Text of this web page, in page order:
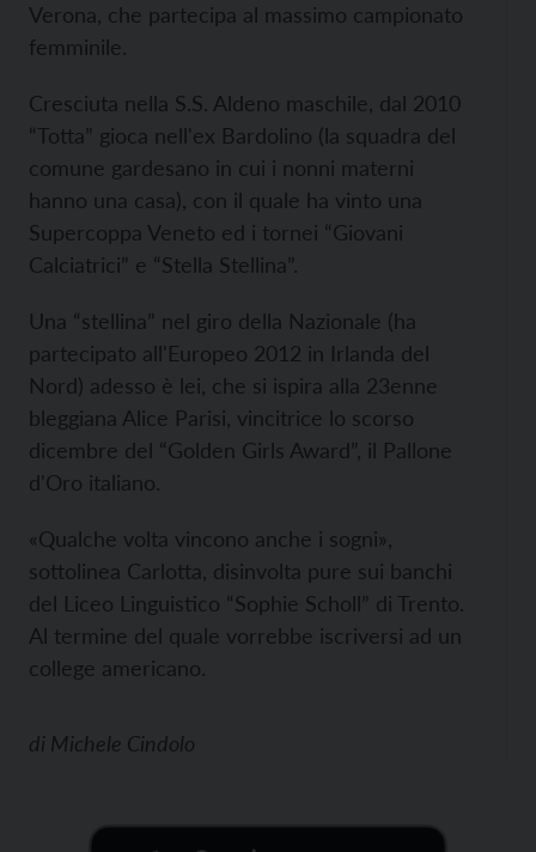
Verona, che partecipa al massimo campionato
femminile.
Cresciuta nella S.S. Aldeno maschile, dal 2010
“Totta” gioca nell'ex Bardolino (la squadra del
comune gardesano in cui i nonni materni
hanno una casa), con il quale ha vinto una
Supercoppa Veneto ed i tornei “Giovani
Calciatrici” e “Stella Stellina”.
Una “stellina” nel giro della Nazionale (ha
partecipato all'Europeo 2012 in Irlanda del
Nord) adesso è lei, che si ispira alla 23enne
bleggiana Alice Parisi, vincitrice lo scorso
dicembre del “Golden Girls Award”, il Pallone
d'Oro italiano.
«Qualche volta vincono anche i sogni»,
sottolinea Carlotta, disinvolta pure sui banchi
del Liceo Linguistico “Sophie Scholl” di Trento.
Al termine del quale vorrebbe iscriversi ad un
college americano.
di Michele Cindolo